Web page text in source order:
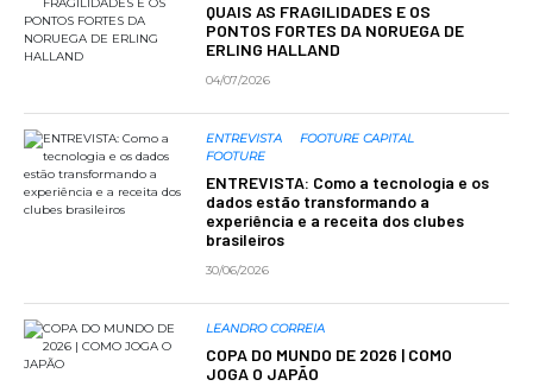
QUAIS AS FRAGILIDADES E OS
PONTOS FORTES DA NORUEGA DE
ERLING HALLAND
04/07/2026
ENTREVISTA
FOOTURE CAPITAL
FOOTURE
ENTREVISTA: Como a tecnologia e os
dados estão transformando a
experiência e a receita dos clubes
brasileiros
30/06/2026
LEANDRO CORREIA
COPA DO MUNDO DE 2026 | COMO
JOGA O JAPÃO